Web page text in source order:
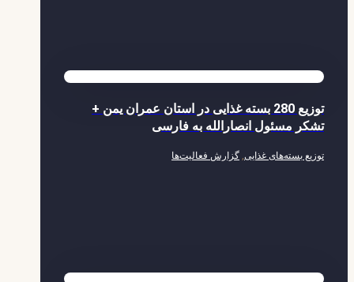
توزیع 280 بسته غذایی در استان عمران یمن +
تشکر مسئول انصارالله به فارسی
توزیع بسته‌های غذایی, گزارش فعالیت‌ها